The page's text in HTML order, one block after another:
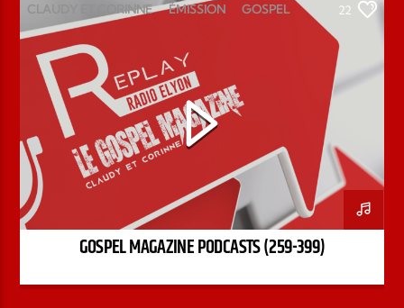
CLAUDY ET CORINNE ÉMISSION GOSPEL
MAGAZINE
22
GOSPEL MAGAZINE PODCASTS (259-399)